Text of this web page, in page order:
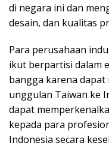
di negara ini dan
desain, dan kualitas
Para perusahaan
ikut berpartisi dalam
bangga karena
unggulan Taiwan ke
dapat
kepada para
Indonesia secara